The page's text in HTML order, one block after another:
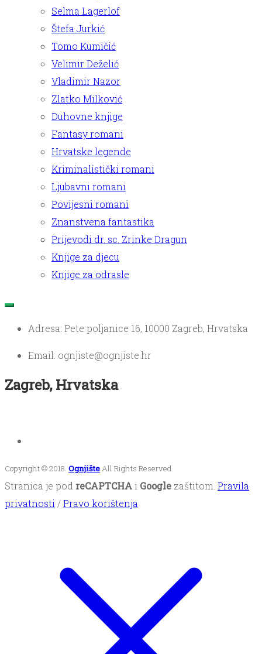
Selma Lagerlof
Štefa Jurkić
Tomo Kumičić
Velimir Deželić
Vladimir Nazor
Zlatko Milković
Duhovne knjige
Fantasy romani
Hrvatske legende
Kriminalistički romani
Ljubavni romani
Povijesni romani
Znanstvena fantastika
Prijevodi dr. sc. Zrinke Dragun
Knjige za djecu
Knjige za odrasle
Adresa: Pete poljanice 16, 10000 Zagreb, Hrvatska
Email: ognjiste@ognjiste.hr
Zagreb, Hrvatska
Copyright © 2018. OgnjišteAll Rights Reserved.
Stranica je pod reCAPTCHAi Google zaštitom. Pravila
privatnosti /Pravo korištenja